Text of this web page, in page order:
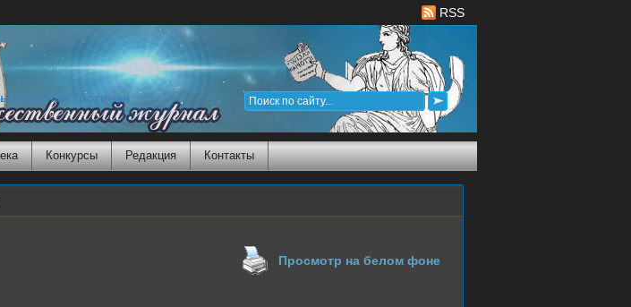
RSS
журнал Гостиная
Конкурсы Редакция Контакты
Просмотр на белом фоне